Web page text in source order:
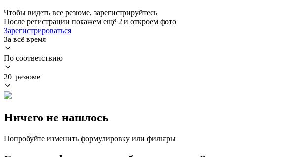
Чтобы видеть все резюме, зарегистрируйтесь
После регистрации покажем ещё 2 и откроем фото
Зарегистрироваться
За всё время
По соответствию
20 резюме
Ничего не нашлось
Попробуйте изменить формулировку или фильтры